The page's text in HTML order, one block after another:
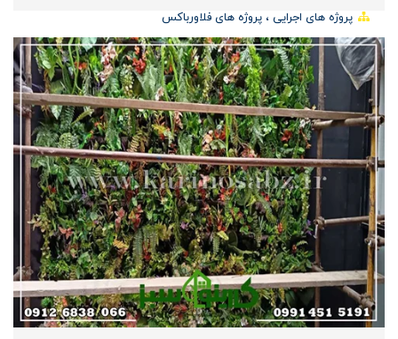
پروژه های اجرایی پروژه های فلاورباکس